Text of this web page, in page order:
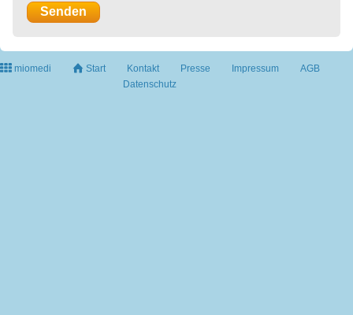
miomedi Start Kontakt Presse Impressum
AGB
Datenschutz